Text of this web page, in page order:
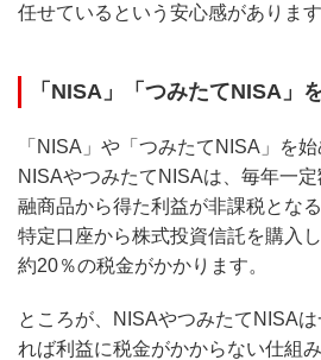
任せているという安心感があります
「NISA」「つみたてNISA」
「NISA」や「つみたてNISA」を
NISAやつみたてNISAは、毎年一
融商品から得た利益が非課税とな
特定口座から株式投資信託を購入
約20％の税金がかかります。
ところが、NISAやつみたてNISA
れば利益に税金がかからない仕組